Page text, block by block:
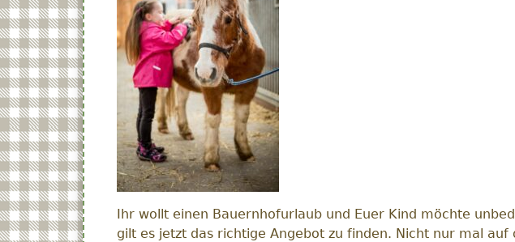
Ihr wollt einen Bauernhofurlaub und Euer Kind möchte
gilt es jetzt das richtige Angebot zu finden. Nicht nur mal